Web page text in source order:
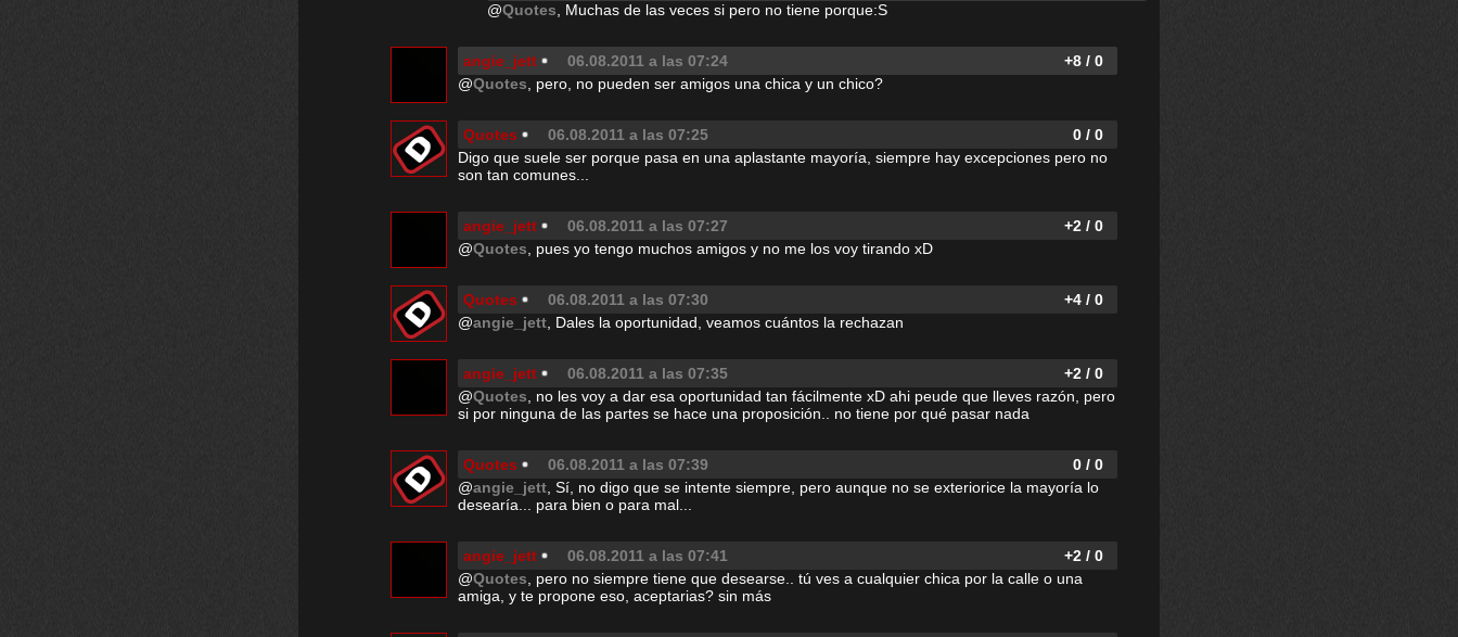
@Quotes , Muchas de las veces si pero no tiene porque:S
angie_jett 06.08.2011 a las 07:24
+8 / 0
@Quotes , pero, no pueden ser amigos una chica y un chico?
Quotes 06.08.2011 a las 07:25
0 / 0
Digo que suele ser porque pasa en una aplastante mayoría, siempre hay excepciones pero no
son tan comunes...
angie_jett 06.08.2011 a las 07:27
+2 / 0
@Quotes , pues yo tengo muchos amigos y no me los voy tirando xD
Quotes 06.08.2011 a las 07:30
+4 / 0
@angie_jett , Dales la oportunidad, veamos cuántos la rechazan
angie_jett 06.08.2011 a las 07:35
+2 / 0
@Quotes , no les voy a dar esa oportunidad tan fácilmente xD ahi peude que lleves razón, pero
si por ninguna de las partes se hace una proposición.. no tiene por qué pasar nada
Quotes 06.08.2011 a las 07:39
0 / 0
@angie_jett , Sí, no digo que se intente siempre, pero aunque no se exteriorice la mayoría lo
desearía... para bien o para mal...
angie_jett 06.08.2011 a las 07:41
+2 / 0
@Quotes , pero no siempre tiene que desearse.. tú ves a cualquier chica por la calle o una
amiga, y te propone eso, aceptarias? sin más